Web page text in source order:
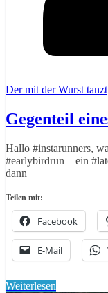
Der mit der Wurst tanzt
Gegenteil
Hallo #instarunners,
#earlybirdrun – ein
dann
Teilen mit:
Facebook
E-Mail
Weiterlesen